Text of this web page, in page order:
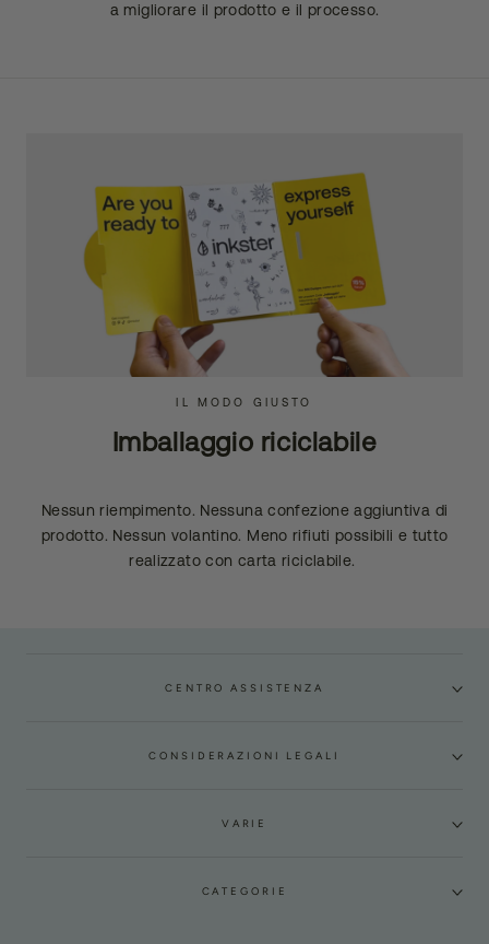
a migliorare il prodotto e il processo.
IL MODO GIUSTO
Imballaggio riciclabile
Nessun riempimento. Nessuna confezione aggiuntiva di
prodotto. Nessun volantino. Meno rifiuti possibili e tutto
realizzato con carta riciclabile.
CENTRO ASSISTENZA
CONSIDERAZIONI LEGALI
VARIE
CATEGORIE